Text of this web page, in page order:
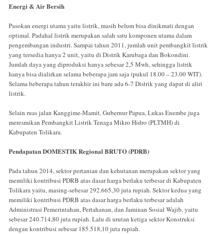
Energi & Air Bersih
Pasokan energi utama yaitu listrik, masih belum bisa dinikmati dengan
optimal. Padahal listrik merupakan salah satu komponen utama dalam
pengembangan industri. Sampai tahun 2011, jumlah unit pembangkit listrik
yang tersedia hanya 2 unit, yaitu di Distrik Karubaga dan Bokondini.
Jumlah daya yang diproduksi hanya sebesar 2,5 Mwh, sehingga listrik
hanya bisa dialirkan selama beberapa jam saja (pukul 18.00 – 23.00 WIT).
Selama beberapa tahun terakhir ini baru ada 6-7 Distrik yang dapat di aliri
listrik.
Selain ruas jalan Kanggime-Mamit, Gubernur Papua, Lukas Enembe juga
meresmikan Pembangkit Listrik Tenaga Mikro Hidro (PLTMH) di
Kabupaten Tolikara.
Pendapatan DOMESTIK Regional BRUTO (PDRB)
Pada tahun 2014, sektor pertanian dan kehutanan merupakan sektor yang
memiliki kontribusi PDRB atas dasar harga berlaku terbesar di Kabupaten
Tolikara yaitu, masing-sebesar 292.665,30 juta rupiah. Sektor kedua yang
memiliki kontribusi PDRB atas dasar harga berlaku terbesar adalah
Administrasi Pemerintahan, Pertahanan, dan Jaminan Sosial Wajib, yaitu
sebesar 240.714,80 juta rupiah. Lalu di urutan ketiga sektor Konstruksi
dengan kontribusi sebesar 185.518,10 juta rupiah.